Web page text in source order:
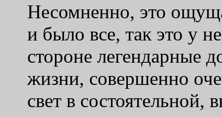
Несомненно, это
и было все, так это у
стороне легендарные
жизни, совершенно
свет в состоятельной,